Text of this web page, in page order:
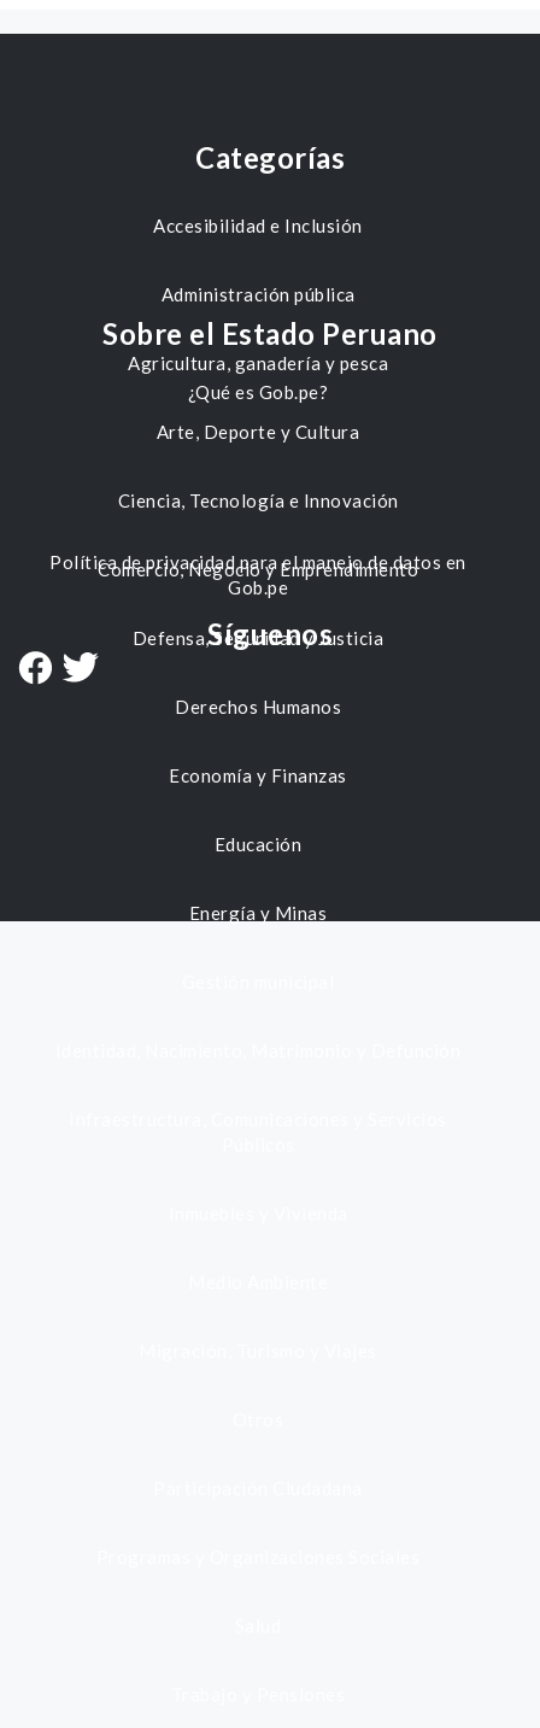
Categorías
Accesibilidad e Inclusión
Administración pública
Agricultura, ganadería y pesca
Arte, Deporte y Cultura
Ciencia, Tecnología e Innovación
Comercio, Negocio y Emprendimiento
Defensa, Seguridad y Justicia
Derechos Humanos
Economía y Finanzas
Educación
Energía y Minas
Sobre el Estado Peruano
¿Qué es Gob.pe?
Política de privacidad para el manejo de datos en
Gob.pe
Síguenos